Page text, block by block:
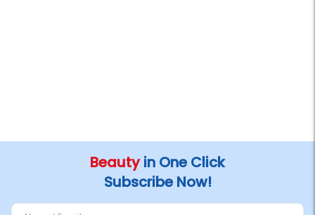
Beautyin One Click
Subscribe Now!